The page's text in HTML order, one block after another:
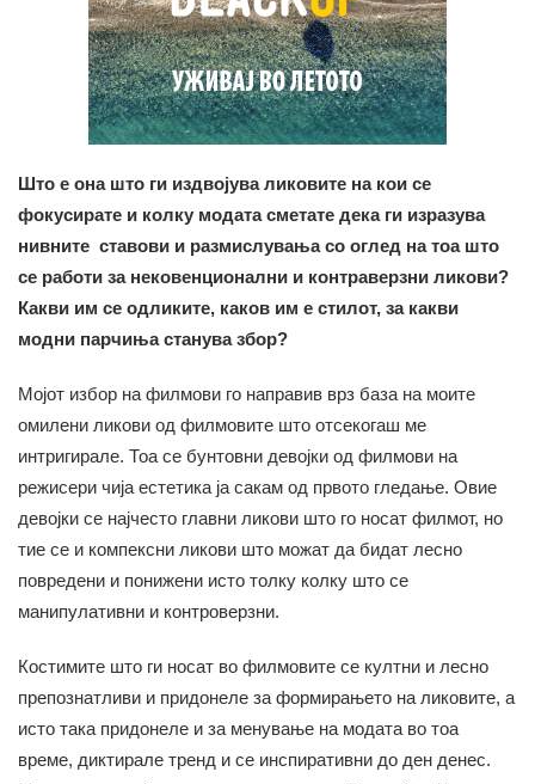
Што е она што ги издвојува ликовите на кои се
фокусирате и колку модата сметате дека ги изразува
нивните ставови и размислувања со оглед на тоа што
се работи за нековенционални и контраверзни ликови?
Какви им се одликите, каков им е стилот, за какви
модни парчиња станува збор?
Мојот избор на филмови го направив врз база на моите
омилени ликови од филмовите што отсекогаш ме
интригирале. Тоа се бунтовни девојки од филмови на
режисери чија естетика ја сакам од првото гледање. Овие
девојки се најчесто главни ликови што го носат филмот, но
тие се и компексни ликови што можат да бидат лесно
повредени и понижени исто толку колку што се
манипулативни и контроверзни.
Костимите што ги носат во филмовите се култни и лесно
препознатливи и придонеле за формирањето на ликовите, а
исто така придонеле и за менување на модата во тоа
време, диктирале тренд и се инспиративни до ден денес.